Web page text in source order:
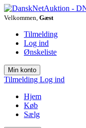
Velkommen, Gæst
Tilmelding
Log ind
Ønskeliste
Min konto
Tilmelding Log ind
Hjem
Køb
Sælg